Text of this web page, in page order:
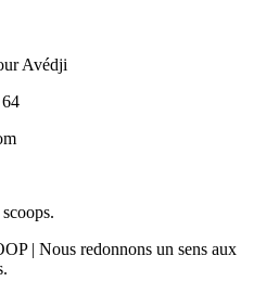
Avédji
| Nous redonnons un sens aux